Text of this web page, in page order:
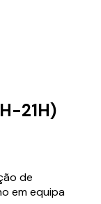
21H)
de
em equipa